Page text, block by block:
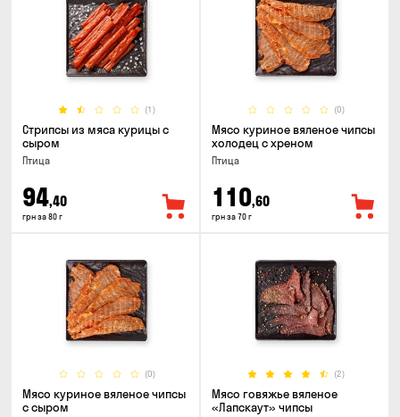
(1)
Стрипсы из мяса курицы с
сыром
Птица
94,40
грн за 80 г
(0)
Мясо куриное вяленое чипсы
холодец с хреном
Птица
110,60
грн за 70 г
(0)
Мясо куриное вяленое чипсы
с сыром
(2)
Мясо говяжье вяленое
«Лапскаут» чипсы